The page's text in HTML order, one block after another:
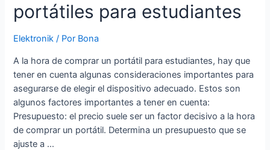
portátiles para estudiantes
Elektronik / Por Bona
A la hora de comprar un portátil para estudiantes, hay que
tener en cuenta algunas consideraciones importantes para
asegurarse de elegir el dispositivo adecuado. Estos son
algunos factores importantes a tener en cuenta:
Presupuesto: el precio suele ser un factor decisivo a la hora
de comprar un portátil. Determina un presupuesto que se
ajuste a …